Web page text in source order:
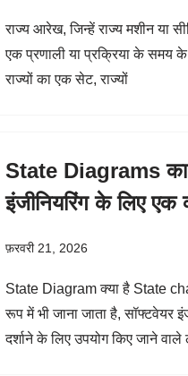
राज्य आरेख, जिन्हें राज्य मशीन या
एक प्रणाली या प्रक्रिया के समय के
राज्यों का एक सेट, राज्यों
State Diagrams का
इंजीनियरिंग के लिए एक
फ़रवरी 21, 2026
State Diagram क्या है State
रूप में भी जाना जाता है, सॉफ्टवेयर
दर्शाने के लिए उपयोग किए जाने वाले